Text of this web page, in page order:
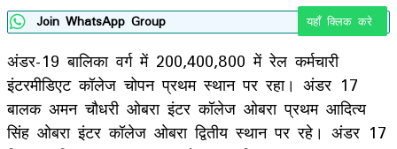
Join WhatsApp Group यहाँ क्लिक करे
अंडर-19 बालिका वर्ग में 200,400,800 में रेल कर्मचारी
इंटरमीडिएट कॉलेज चोपन प्रथम स्थान पर रहा। अंडर 17
बालक अमन चौधरी ओबरा इंटर कॉलेज ओबरा प्रथम आदित्य
सिंह ओबरा इंटर कॉलेज ओबरा द्वितीय स्थान पर रहे। अंडर 17